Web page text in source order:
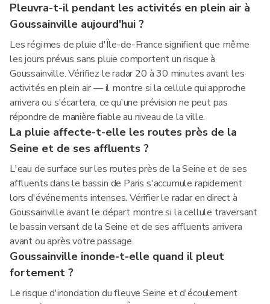
Pleuvra-t-il pendant les activités en plein air à
Goussainville aujourd'hui ?
Les régimes de pluie d'Île-de-France signifient que même
les jours prévus sans pluie comportent un risque à
Goussainville. Vérifiez le radar 20 à 30 minutes avant les
activités en plein air — il montre si la cellule qui approche
arrivera ou s'écartera, ce qu'une prévision ne peut pas
répondre de manière fiable au niveau de la ville.
La pluie affecte-t-elle les routes près de la
Seine et de ses affluents ?
L'eau de surface sur les routes près de la Seine et de ses
affluents dans le bassin de Paris s'accumule rapidement
lors d'événements intenses. Vérifier le radar en direct à
Goussainville avant le départ montre si la cellule traversant
le bassin versant de la Seine et de ses affluents arrivera
avant ou après votre passage.
Goussainville inonde-t-elle quand il pleut
fortement ?
Le risque d'inondation du fleuve Seine et d'écoulement